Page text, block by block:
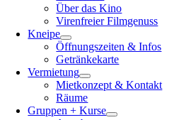
Über das Kino
Virenfreier Filmgenuss
Kneipe
Öffnungszeiten & Infos
Getränkekarte
Vermietung
Mietkonzept & Kontakt
Räume
Gruppen + Kurse